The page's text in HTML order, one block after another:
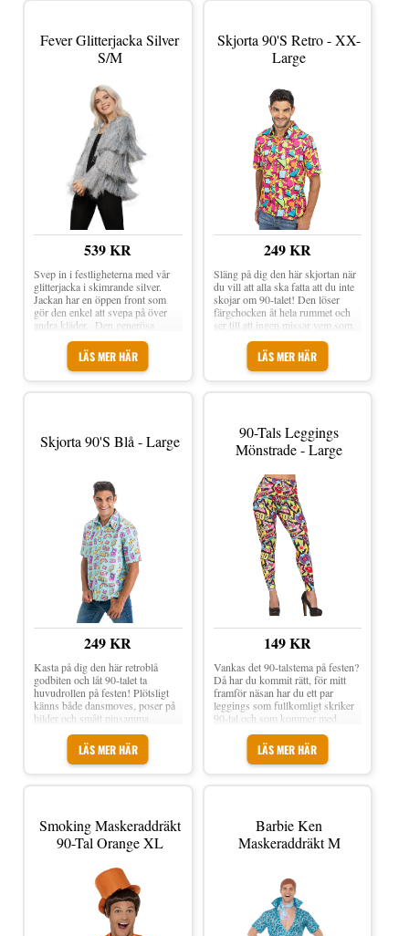
Fever Glitterjacka Silver
S/M
539 KR
LÄS MER HÄR
Svep in i festligheterna med vår
glitterjacka i skimrande silver.
Jackan har en öppen front som
gör den enkel att svepa på över
andra kläder. Den generösa
bära. Färg: Silver
Skjorta 90's Retro - XX-
Large
249 KR
LÄS MER HÄR
Släng på dig den här skjortan när
du vill att alla ska fatta att du inte
skojar om 90-talet! Den löser
färgchocken åt hela rummet och
ser till att ingen missar vem som
vill gå all in på retro utan att
behöva rota fram gamla kläder
från vinden. En knapp i taget och
90-talsmönster. Den passar bra till
temafester, festivaler eller när
garderoben behöver en rejäl dos
jeans eller shorts och låt mönstret
sköta resten! Material: Polyester
Storlek: Medium, Large, X-Large
(vuxenstorlekar) Obs! Inget annat
som syns på bilden medföljer
Skjorta 90's Blå - Large
249 KR
LÄS MER HÄR
Kasta på dig den här retroblå
godbiten och låt 90-talet ta
huvudrollen på festen! Plötsligt
känns både dansmoves, poser på
bilder och smått pinsamma
Perfekt när temat kräver fullt ös i
autentisk 90-talsanda! Skjorta 90's
Blå är en mönstrad skjorta med
ordentligt med nostalgin en kväll.
En enkel väg till en look som både
syns och känns avslappnad!
Medium, Large, X-Large
(vuxenstorlekar) Inkluderar:
Endast skjorta Obs! Inget annat
som syns på bilden medföljer
90-Tals Leggings
Mönstrade - Large
149 KR
LÄS MER HÄR
Vankas det 90-talstema på festen?
Då har du kommit rätt, för mitt
framför näsan har du ett par
leggings som fullkomligt skriker
90-tal och som kommer med
90-tals Leggings Mönstrade är ett
par färgstarka tights tryckt med
flerfärgade motiv av bland annat
redo för 90-talsmaskeraden!
Material: 100 % Polyester Resår i
midjan Finns i storlek: Medium
Smoking Maskeraddräkt
90-Tal Orange XL
Barbie Ken
Maskeraddräkt M